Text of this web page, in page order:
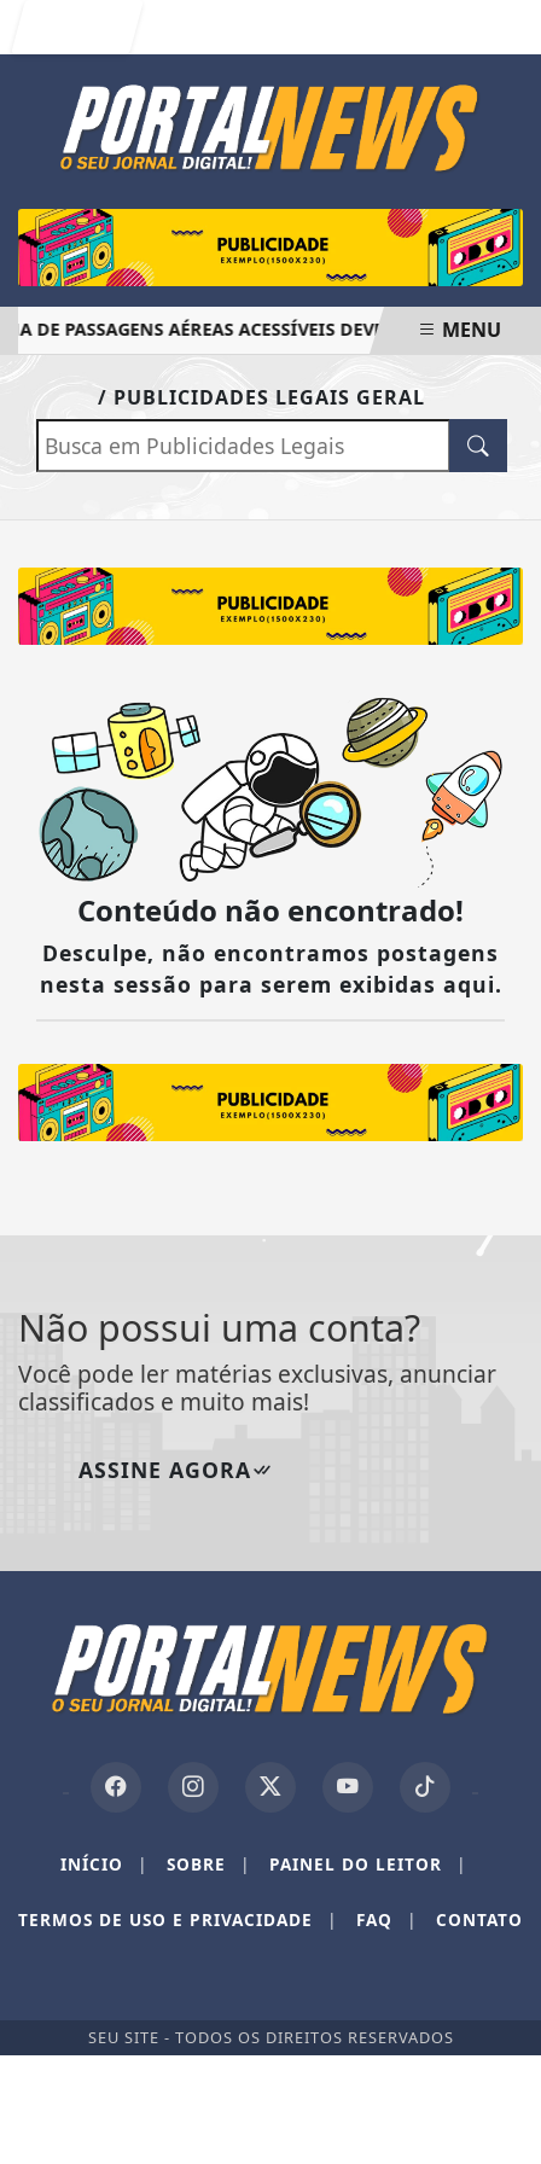
DE PASSAGENS AÉREAS ACESSÍVEIS DEVE SER FINALIZADO
MENU
/ PUBLICIDADES LEGAIS GERAL
Conteúdo não encontrado!
Desculpe, não encontramos postagens
nesta sessão para serem exibidas aqui.
Não possui uma conta?
Você pode ler matérias exclusivas, anunciar
classificados e muito mais!
ASSINE AGORA
INÍCIO | SOBRE | PAINEL DO LEITOR |
TERMOS DE USO E PRIVACIDADE | FAQ | CONTATO
SEU SITE - TODOS OS DIREITOS RESERVADOS
Termos de Uso e Privacidade
de Uso e Privacidade.